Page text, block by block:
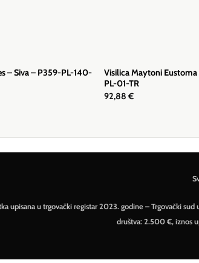
– Siva – P359-PL-140-
Visilica Maytoni
PL-01-TR
92,88€
upisana u trgovački registar 2023. godine – Trgovački
društva: 2.500 €, iznos